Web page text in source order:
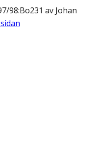
98:Bo231 av Johan